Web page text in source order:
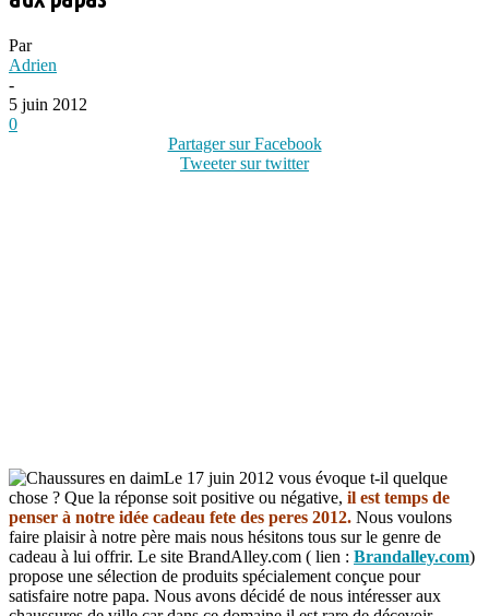
Par
Adrien
-
5 juin 2012
0
Partager sur Facebook
Tweeter sur twitter
Le 17 juin 2012 vous évoque t-il quelque
chose ? Que la réponse soit positive ou négative, il est temps de
penser à notre idée cadeau fete des peres 2012. Nous voulons
faire plaisir à notre père mais nous hésitons tous sur le genre de
cadeau à lui offrir. Le site BrandAlley.com ( lien : Brandalley.com)
propose une sélection de produits spécialement conçue pour
satisfaire notre papa. Nous avons décidé de nous intéresser aux